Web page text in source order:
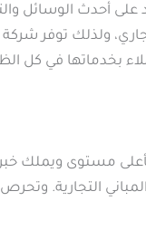
أحدث الوسائل
ولذلك توفر
في كل
مستوى ويملك خبرة
التجارية.